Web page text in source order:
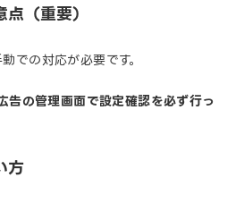
（重要）
での対応が必要です。
告の管理画面で設定確認を必ず行っ
方